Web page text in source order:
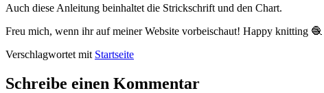
Auch diese Anleitung beinhaltet die Strickschrift und den Chart.
Freu mich, wenn ihr auf meiner Website vorbeischaut! Happy knitting 🧶
Verschlagwortet mit Startseite
Schreibe einen Kommentar